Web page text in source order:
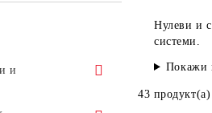
и
Нулеви и
системи.
Покажи
43 продукт(а)